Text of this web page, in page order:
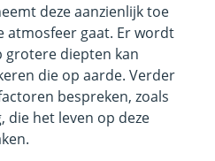
deze aanzienlijk toe
atmosfeer gaat. Er wordt
grotere diepten kan
die op aarde. Verder
bespreken, zoals
het leven op deze